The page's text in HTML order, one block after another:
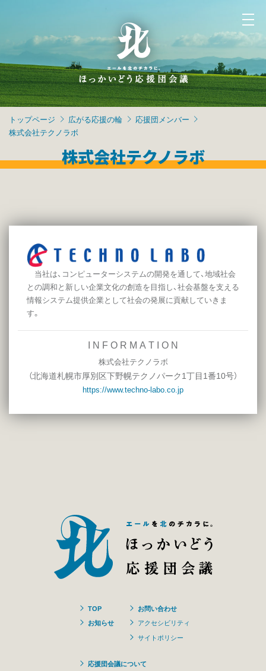
トップページ 広がる応援の輪
応援団メンバー
株式会社テクノラボ
株式会社テクノラボ
当社は、コンピューターシステムの開発を通して、地域社会
との調和と新しい企業文化の創造を目指し、社会基盤を支える
情報システム提供企業として社会の発展に貢献していきま
す。
I N F O R M A T I O N
株式会社テクノラボ
（北海道札幌市厚別区下野幌テクノパーク1丁目1番10号）
https://www.techno-labo.co.jp
TOP
お知らせ
お問い合わせ
アクセシビリティ
サイトポリシー
応援団会議について